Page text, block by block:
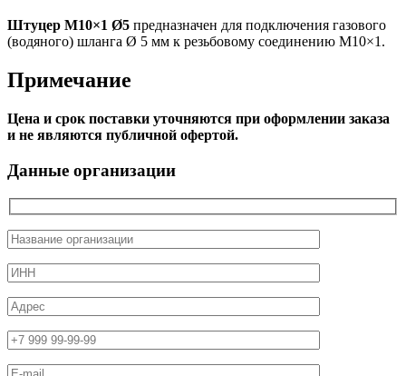
Штуцер М10×1 Ø5 предназначен для подключения газового
(водяного) шланга Ø 5 мм к резьбовому соединению М10×1.
Примечание
Цена и срок поставки уточняются при оформлении заказа
и не являются публичной офертой.
Данные организации